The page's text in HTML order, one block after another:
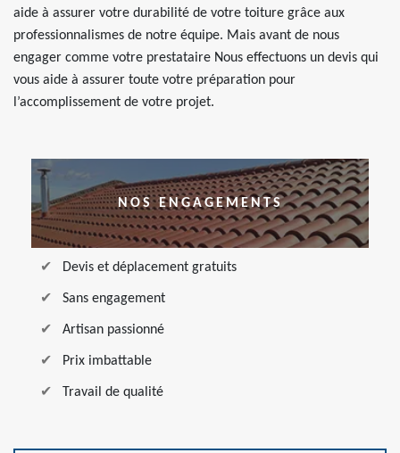
aide à assurer votre durabilité de votre toiture grâce aux
professionnalismes de notre équipe. Mais avant de nous
engager comme votre prestataire Nous effectuons un devis qui
vous aide à assurer toute votre préparation pour
l’accomplissement de votre projet.
NOS ENGAGEMENTS
Devis et déplacement gratuits
Sans engagement
Artisan passionné
Prix imbattable
Travail de qualité